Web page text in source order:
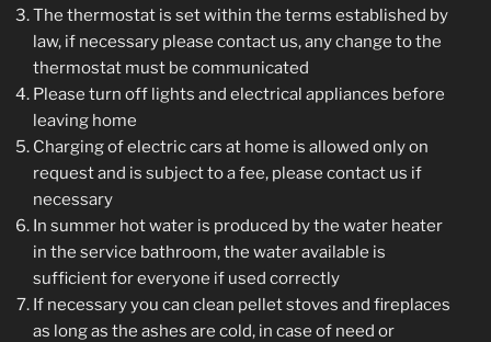
The thermostat is set within the terms established by
law, if necessary please contact us, any change to the
thermostat must be communicated
Please turn off lights and electrical appliances before
leaving home
Charging of electric cars at home is allowed only on
request and is subject to a fee, please contact us if
necessary
In summer hot water is produced by the water heater
in the service bathroom, the water available is
sufficient for everyone if used correctly
If necessary you can clean pellet stoves and fireplaces
as long as the ashes are cold, in case of need or